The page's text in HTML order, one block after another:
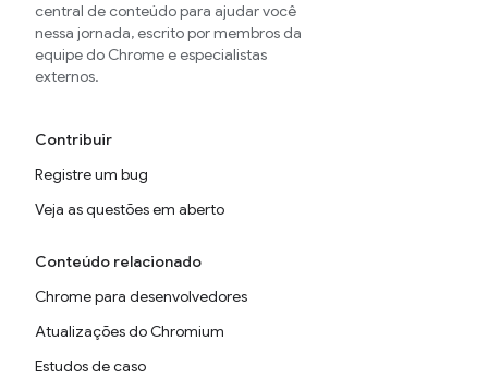
central de conteúdo para ajudar você
nessa jornada, escrito por membros da
equipe do Chrome e especialistas
externos.
Contribuir
Registre um bug
Veja as questões em aberto
Conteúdo relacionado
Chrome para desenvolvedores
Atualizações do Chromium
Estudos de caso